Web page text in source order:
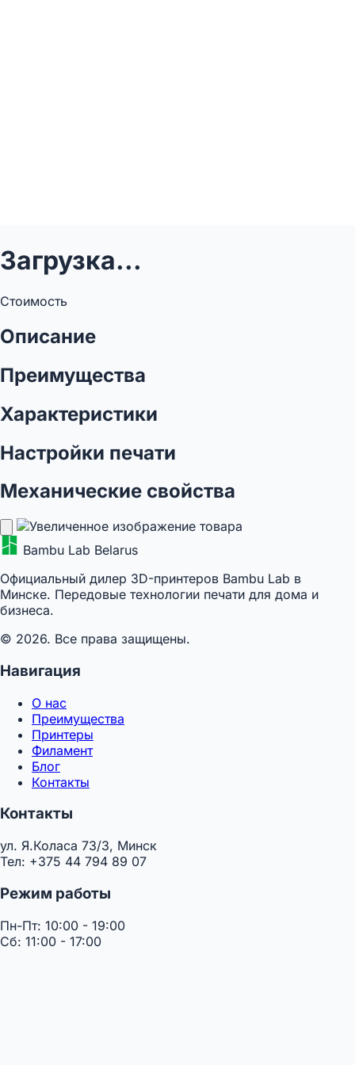
Загрузка...
Стоимость
Описание
Преимущества
Характеристики
Настройки печати
Механические свойства
Bambu Lab Belarus
Официальный дилер 3D-принтеров Bambu Lab в
Минске. Передовые технологии печати для дома и
бизнеса.
© 2026. Все права защищены.
Навигация
О нас
Преимущества
Принтеры
Филамент
Блог
Контакты
Контакты
ул. Я.Коласа 73/3, Минск
Тел: +375 44 794 89 07
Режим работы
Пн-Пт: 10:00 - 19:00
Сб: 11:00 - 17:00